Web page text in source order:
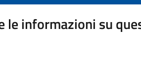
le informazioni su